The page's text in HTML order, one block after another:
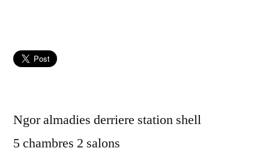
Ngor almadies derriere station shell
5 chambres 2 salons